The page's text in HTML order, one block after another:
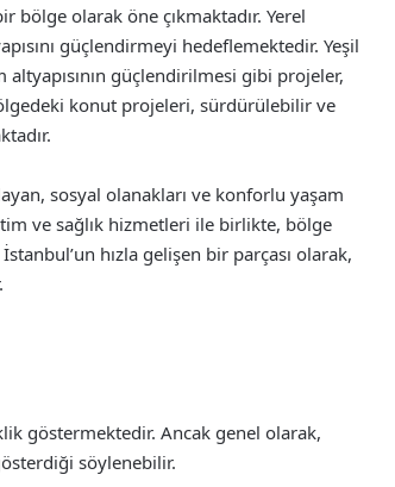
bölge olarak öne çıkmaktadır. Yerel
güçlendirmeyi hedeflemektedir. Yeşil
altyapısının güçlendirilmesi gibi projeler,
konut projeleri, sürdürülebilir ve
sosyal olanakları ve konforlu yaşam
ve sağlık hizmetleri ile birlikte, bölge
hızla gelişen bir parçası olarak,
göstermektedir. Ancak genel olarak,
söylenebilir.